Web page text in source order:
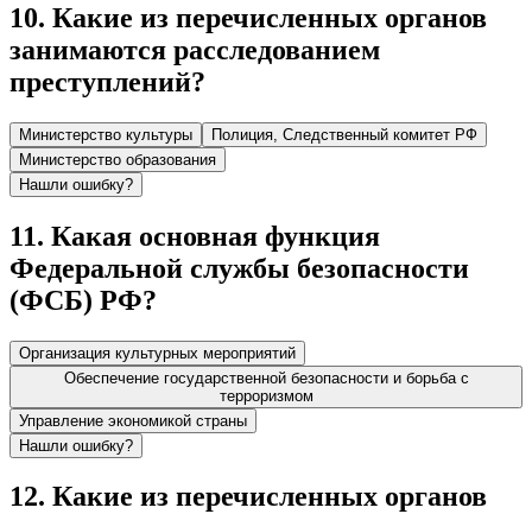
10. Какие из перечисленных органов
занимаются расследованием
преступлений?
Министерство культуры
Полиция, Следственный комитет РФ
Министерство образования
Нашли ошибку?
11. Какая основная функция
Федеральной службы безопасности
(ФСБ) РФ?
Организация культурных мероприятий
Обеспечение государственной безопасности и борьба с
терроризмом
Управление экономикой страны
Нашли ошибку?
12. Какие из перечисленных органов